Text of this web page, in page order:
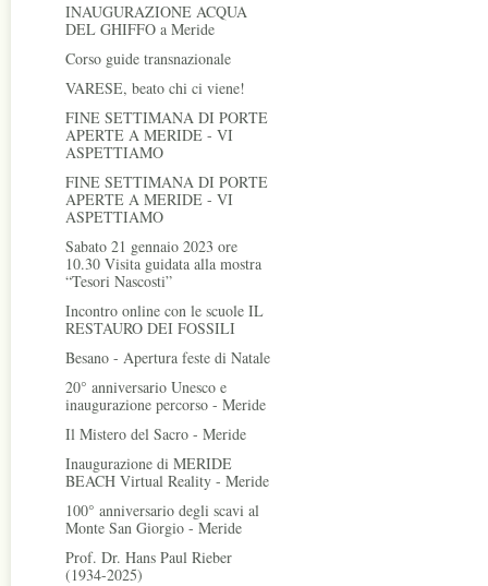
INAUGURAZIONE ACQUA
DEL GHIFFO a Meride
Corso guide transnazionale
VARESE, beato chi ci viene!
FINE SETTIMANA DI PORTE
APERTE A MERIDE - VI
ASPETTIAMO
FINE SETTIMANA DI PORTE
APERTE A MERIDE - VI
ASPETTIAMO
Sabato 21 gennaio 2023 ore
10.30 Visita guidata alla mostra
“Tesori Nascosti”
Incontro online con le scuole IL
RESTAURO DEI FOSSILI
Besano - Apertura feste di Natale
20° anniversario Unesco e
inaugurazione percorso - Meride
Il Mistero del Sacro - Meride
Inaugurazione di MERIDE
BEACH Virtual Reality - Meride
100° anniversario degli scavi al
Monte San Giorgio - Meride
Prof. Dr. Hans Paul Rieber
(1934-2025)